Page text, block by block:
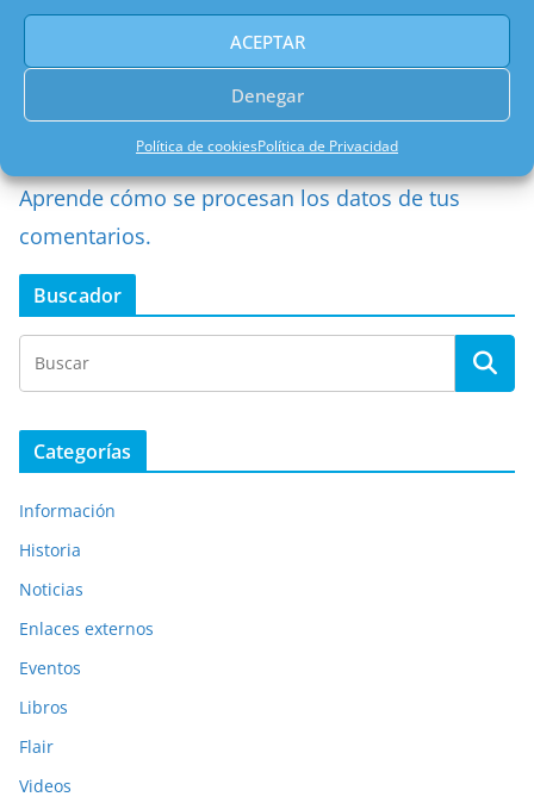
ACEPTAR
Denegar
Política de cookiesPolítica de Privacidad
Este sitio usa Akismet para reducir el spam.
Aprende cómo se procesan los datos de tus
comentarios.
Buscador
Categorías
Información
Historia
Noticias
Enlaces externos
Eventos
Libros
Flair
Videos